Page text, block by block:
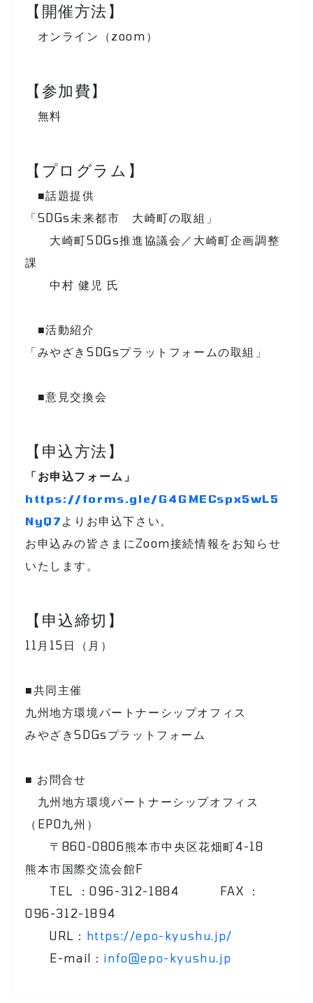
【開催方法】
オンライン（zoom）
【参加費】
無料
【プログラム】
■話題提供
「SDGs未来都市 大崎町の取組」
大崎町SDGs推進協議会／大崎町企画調整
課
中村 健児 氏
■活動紹介
「みやざきSDGsプラットフォームの取組」
■意見交換会
【申込方法】
「お申込フォーム」
https://forms.gle/G4GMECspx5wL5
NyQ7 よりお申込下さい。
お申込みの皆さまにZoom接続情報をお知らせ
いたします。
【申込締切】
11月15日（月）
■共同主催
九州地方環境パートナーシップオフィス
みやざきSDGsプラットフォーム
■ お問合せ
九州地方環境パートナーシップオフィス
（EPO九州）
〒860-0806熊本市中央区花畑町4-18
熊本市国際交流会館F
TEL ：096-312-1884 FAX ：
096-312-1894
URL： https://epo-kyushu.jp/
E-mail： info@epo-kyushu.jp